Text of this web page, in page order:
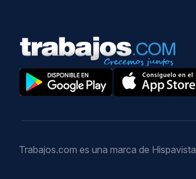
Trabajos.com es una marca de Hispavista